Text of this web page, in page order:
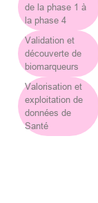
de la phase 1 à
la phase 4
Validation et
découverte de
biomarqueurs
Valorisation et
exploitation de
données de
Santé